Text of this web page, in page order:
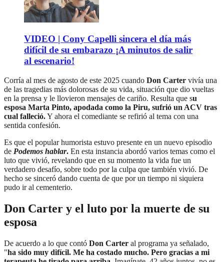
VIDEO | Cony Capelli sincera el día más
difícil de su embarazo ¡A minutos de salir
al escenario!
Corría al mes de agosto de este 2025 cuando Don Carter vivía una
de las tragedias más dolorosas de su vida, situación que dio vueltas
en la prensa y le llovieron mensajes de cariño. Resulta que su
esposa Marta Pinto, apodada como la Piru, sufrió un ACV tras
cual falleció.Y ahora el comediante se refirió al tema con una
sentida confesión.
Es que el popular humorista estuvo presente en un nuevo episodio
de Podemos hablar. En esta instancia abordó varios temas como el
luto que vivió, revelando que en su momento la vida fue un
verdadero desafío, sobre todo por la culpa que también vivió. De
hecho se sinceró dando cuenta de que por un tiempo ni siquiera
pudo ir al cementerio.
Don Carter y el luto por la muerte de su
esposa
De acuerdo a lo que contó Don Carter al programa ya señalado,
"ha sido muy difícil. Me ha costado mucho. Pero gracias a mi